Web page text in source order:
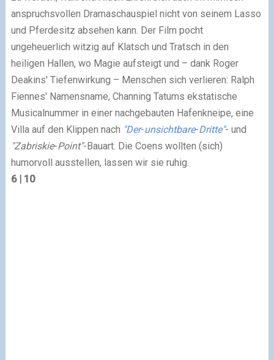
anspruchsvollen Dramaschauspiel nicht von seinem Lasso
und Pferdesitz absehen kann. Der Film pocht
ungeheuerlich witzig auf Klatsch und Tratsch in den
heiligen Hallen, wo Magie aufsteigt und – dank Roger
Deakins' Tiefenwirkung – Menschen sich verlieren: Ralph
Fiennes' Namensname, Channing Tatums ekstatische
Musicalnummer in einer nachgebauten Hafenkneipe, eine
Villa auf den Klippen nach "Der-unsichtbare-Dritte"- und
"Zabriskie-Point"-Bauart. Die Coens wollten (sich)
humorvoll ausstellen, lassen wir sie ruhig.
6 | 10